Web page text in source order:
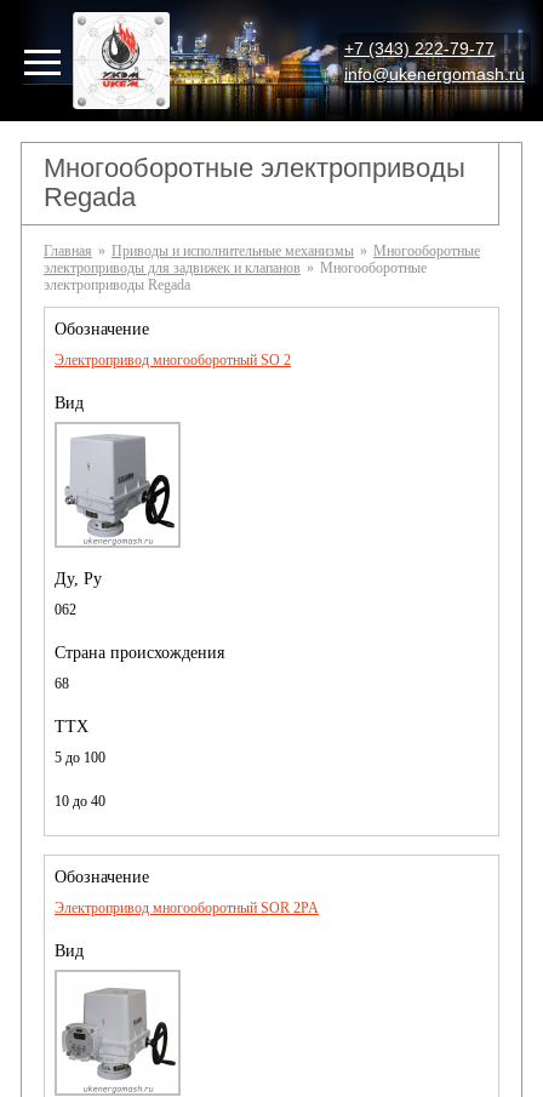
+7 (343) 222-79-77
info@ukenergomash.ru
Многооборотные электроприводы
Regada
Главная » Приводы и исполнительные механизмы » Многооборотные
электроприводы для задвижек и клапанов » Многооборотные
электроприводы Regada
Электропривод многооборотный SO 2
062
68
5 до 100
10 до 40
Электропривод многооборотный SOR 2PA